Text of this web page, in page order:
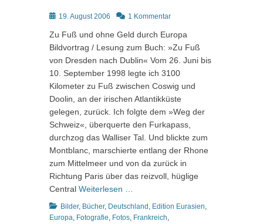
Posted19. August 2006 1 Kommentar
Zu Fuß und ohne Geld durch Europa
Bildvortrag / Lesung zum Buch: »Zu Fuß
von Dresden nach Dublin« Vom 26. Juni bis
10. September 1998 legte ich 3100
Kilometer zu Fuß zwischen Coswig und
Doolin, an der irischen Atlantikküste
gelegen, zurück. Ich folgte dem »Weg der
Schweiz«, überquerte den Furkapass,
durchzog das Walliser Tal. Und blickte zum
Montblanc, marschierte entlang der Rhone
zum Mittelmeer und von da zurück in
Richtung Paris über das reizvoll, hüglige
Central Weiterlesen …
Kategorien
Bilder, Bücher, Deutschland Edition Eurasien
Europa Fotografie Fotos Frankreich